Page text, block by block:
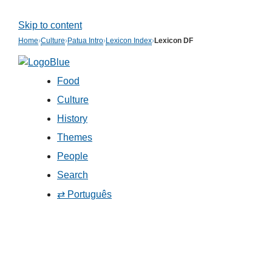
Skip to content
Home›Culture›Patua Intro›Lexicon Index›Lexicon DF
Food
Culture
History
Themes
People
Search
⇄ Português